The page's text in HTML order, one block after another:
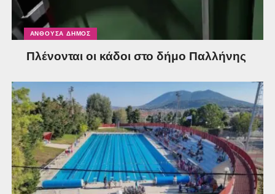
ΑΝΘΟΎΣΑ ΔΉΜΟΣ
Πλένονται οι κάδοι στο δήμο Παλλήνης